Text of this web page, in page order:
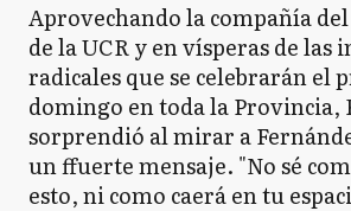
Aprovechando la compañía
de la UCR y en vísperas de las
radicales que se celebrarán el
domingo en toda la
sorprendió al mirar a
un ffuerte mensaje. "No sé
esto, ni como caerá en tu